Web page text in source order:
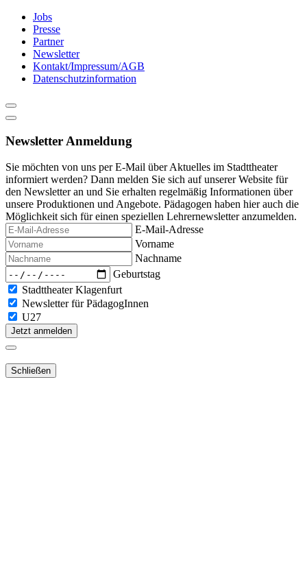
Jobs
Presse
Partner
Newsletter
Kontakt/Impressum/AGB
Datenschutzinformation
Newsletter Anmeldung
Sie möchten von uns per E-Mail über Aktuelles im Stadttheater
informiert werden? Dann melden Sie sich auf unserer Website für
den Newsletter an und Sie erhalten regelmäßig Informationen über
unsere Produktionen und Angebote. Pädagogen haben hier auch die
Möglichkeit sich für einen speziellen Lehrernewsletter anzumelden.
E-Mail-Adresse
Vorname
Nachname
Geburtstag
Stadttheater Klagenfurt
Newsletter für PädagogInnen
U27
Jetzt anmelden
Schließen